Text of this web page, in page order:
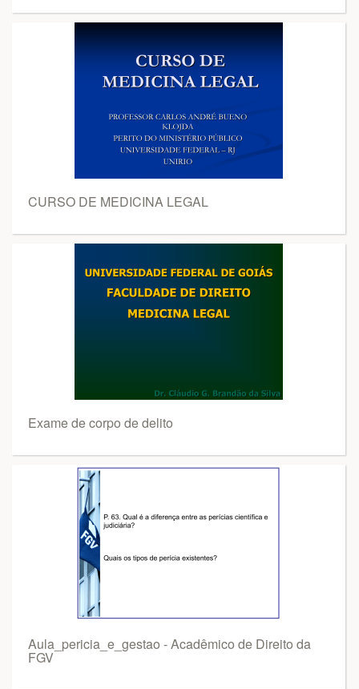
CURSO DE MEDICINA LEGAL
Exame de corpo de delito
Aula_pericia_e_gestao - Acadêmico de Direito da
FGV